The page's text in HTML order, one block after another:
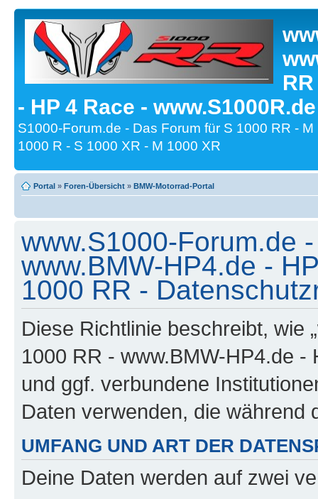
- HP 4 Race -
S1000-Forum.de - Das Forum für S 1000 RR -
1000 R - S 1000 XR - M 1000 XR
Portal » Foren-Übersicht » BMW-Motorrad-Portal
www.S1000-Forum.de
www.BMW-HP4.de -
1000 RR -
Diese Richtlinie beschreibt, wie
1000 RR - www.BMW-HP4.de -
und ggf. verbundene
Daten verwenden, die während
UMFANG UND ART DER
Deine Daten werden auf zwei